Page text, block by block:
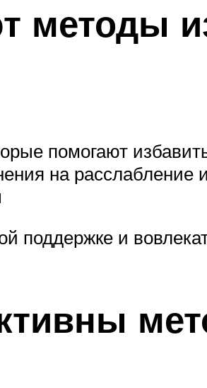
методы
помогают
на
поддержке и